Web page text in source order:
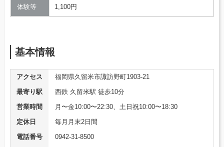
体験等 1,100円
基本情報
アクセス
福岡県久留米市諏訪野町1903-21
最寄り駅
西鉄 久留米駅 徒歩10分
営業時間
月〜金10:00〜22:30、土日祝10:00〜18:30
定休日
毎月月末2日間
電話番号
0942-31-8500